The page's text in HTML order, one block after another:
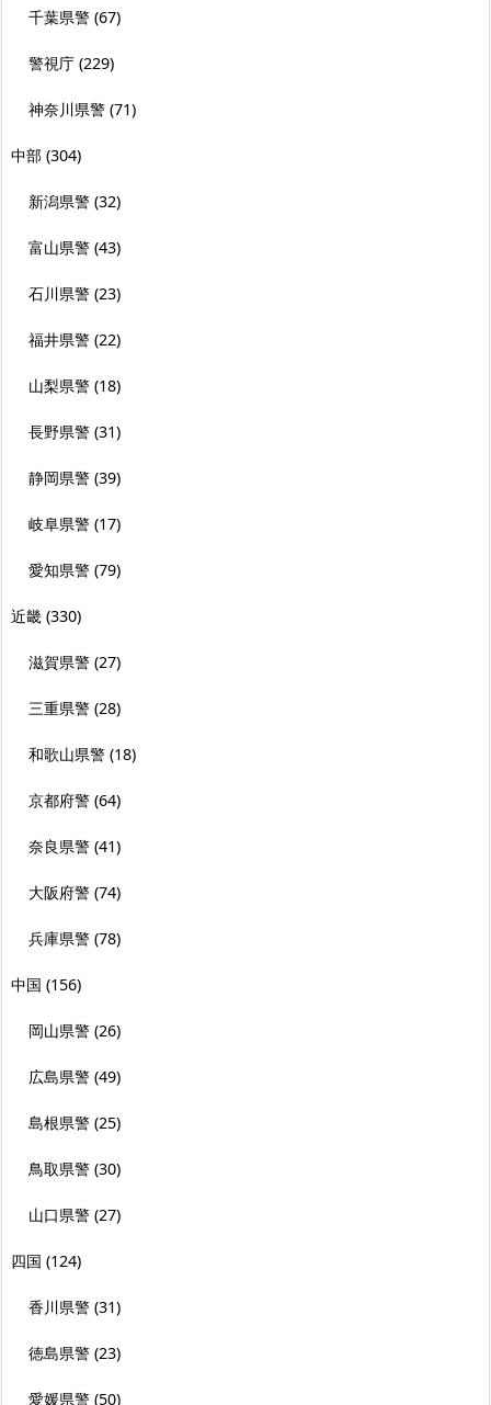
千葉県警 (67)
警視庁 (229)
神奈川県警 (71)
中部 (304)
新潟県警 (32)
富山県警 (43)
石川県警 (23)
福井県警 (22)
山梨県警 (18)
長野県警 (31)
静岡県警 (39)
岐阜県警 (17)
愛知県警 (79)
近畿 (330)
滋賀県警 (27)
三重県警 (28)
和歌山県警 (18)
京都府警 (64)
奈良県警 (41)
大阪府警 (74)
兵庫県警 (78)
中国 (156)
岡山県警 (26)
広島県警 (49)
島根県警 (25)
鳥取県警 (30)
山口県警 (27)
四国 (124)
香川県警 (31)
徳島県警 (23)
愛媛県警 (50)